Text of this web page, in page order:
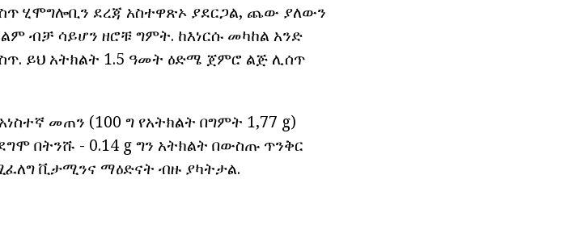
ሂሞግሎቢን ደረጃ አስተዋጽኦ ያደርጋል, ጨው ያለውን
ብቻ ሳይሆን ዘሮቹ ግምት. ከእነርሱ መካከል አንድ
ይህ አትክልት 1.5 ዓመት ዕድሜ ጀምሮ ልጅ ሊሰጥ
መጠን (100 ግ የአትክልት በግምት 1,77 g)
በትንሹ - 0.14 g ግን አትክልት በውስጡ ጥንቅር
ቪታሚንና ማዕድናት ብዙ ያካትታል.